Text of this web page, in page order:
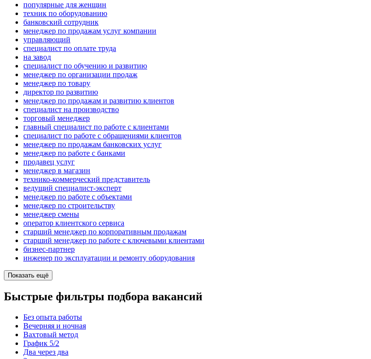
популярные для женщин
техник по оборудованию
банковский сотрудник
менеджер по продажам услуг компании
управляющий
специалист по оплате труда
на завод
специалист по обучению и развитию
менеджер по организации продаж
менеджер по товару
директор по развитию
менеджер по продажам и развитию клиентов
специалист на производство
торговый менеджер
главный специалист по работе с клиентами
специалист по работе с обращениями клиентов
менеджер по продажам банковских услуг
менеджер по работе с банками
продавец услуг
менеджер в магазин
технико-коммерческий представитель
ведущий специалист-эксперт
менеджер по работе с объектами
менеджер по строительству
менеджер смены
оператор клиентского сервиса
старший менеджер по корпоративным продажам
старший менеджер по работе с ключевыми клиентами
бизнес-партнер
инженер по эксплуатации и ремонту оборудования
Показать ещё
Быстрые фильтры подбора вакансий
Без опыта работы
Вечерняя и ночная
Вахтовый метод
График 5/2
Два через два